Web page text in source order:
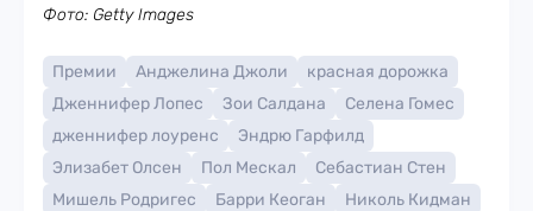
Фото: Getty Images
Премии Анджелина Джоли
красная дорожка
Дженнифер Лопес
Зои Салдана
Селена Гомес
дженнифер лоуренс
Эндрю Гарфилд
Элизабет Олсен
Пол Мескал
Себастиан Стен
Мишель Родригес
Барри Кеоган
Николь Кидман